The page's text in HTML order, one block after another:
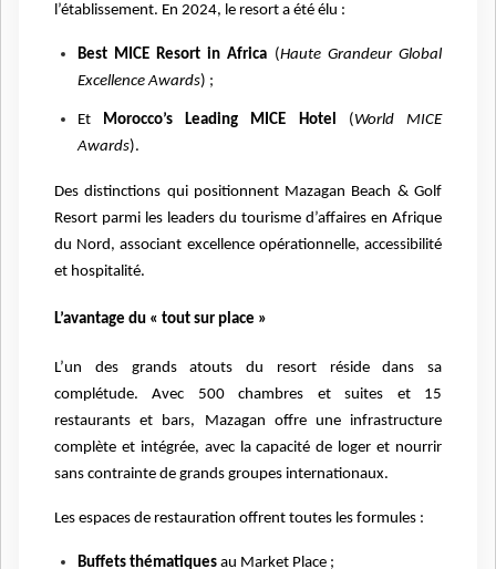
l’établissement. En 2024, le resort a été élu :
Best MICE Resort in Africa (Haute Grandeur Global
Excellence Awards) ;
Et Morocco’s Leading MICE Hotel (World MICE
Awards).
Des distinctions qui positionnent Mazagan Beach & Golf
Resort parmi les leaders du tourisme d’affaires en Afrique
du Nord, associant excellence opérationnelle, accessibilité
et hospitalité.
L’avantage du « tout sur place »
L’un des grands atouts du resort réside dans sa
complétude. Avec 500 chambres et suites et 15
restaurants et bars, Mazagan offre une infrastructure
complète et intégrée, avec la capacité de loger et nourrir
sans contrainte de grands groupes internationaux.
Les espaces de restauration offrent toutes les formules :
Buffets thématiquesau Market Place ;